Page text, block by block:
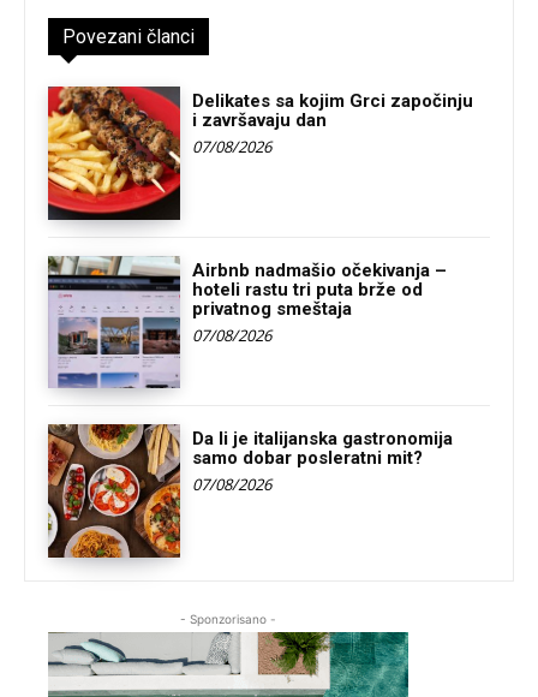
Povezani članci
Delikates sa kojim Grci započinju
i završavaju dan
07/08/2026
Airbnb nadmašio očekivanja –
hoteli rastu tri puta brže od
privatnog smeštaja
07/08/2026
Da li je italijanska gastronomija
samo dobar posleratni mit?
07/08/2026
- Sponzorisano -